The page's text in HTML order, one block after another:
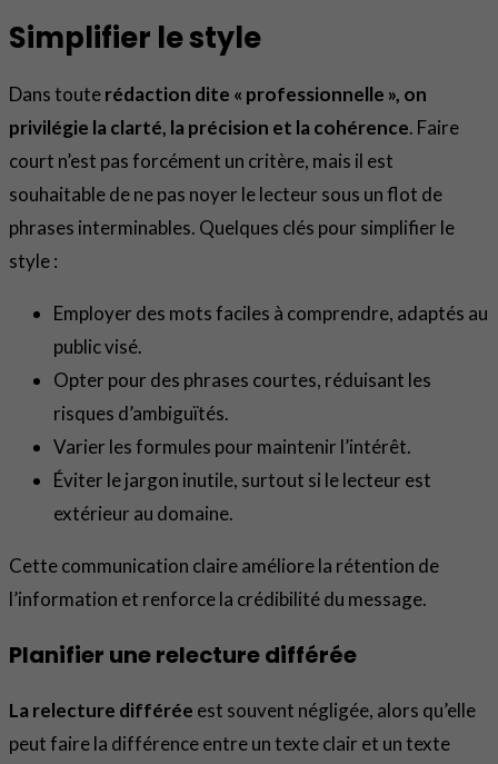
Simplifier le style
Dans touterédaction dite « professionnelle », on
privilégie la clarté, la précision et la cohérence. Faire
court n’est pas forcément un critère, mais il est
souhaitable de ne pas noyer le lecteur sous un flot de
phrases interminables. Quelques clés pour simplifier le
style :
Employer des mots faciles à comprendre, adaptés au
public visé.
Opter pour des phrases courtes, réduisant les
risques d’ambiguïtés.
Varier les formules pour maintenir l’intérêt.
Éviter le jargon inutile, surtout si le lecteur est
extérieur au domaine.
Cette communication claire améliore la rétention de
l’information et renforce la crédibilité du message.
Planifier une relecture différée
La relecture différée est souvent négligée, alors qu’elle
peut faire la différence entre un texte clair et un texte